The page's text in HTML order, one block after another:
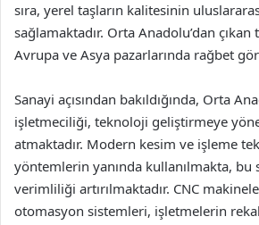
sıra, yerel taşların kalitesinin
sağlamaktadır. Orta Anadolu’dan çıkan
Avrupa ve Asya pazarlarında rağbet
Sanayi açısından bakıldığında, Orta
işletmeciliği, teknoloji geliştirmeye
atmaktadır. Modern kesim ve işleme
yöntemlerin yanında kullanılmakta, bu
verimliliği artırılmaktadır. CNC
otomasyon sistemleri, işletmelerin